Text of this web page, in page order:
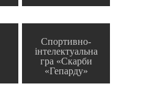
Спортивно-
інтелектуальна
гра «Скарби
«Гепарду»